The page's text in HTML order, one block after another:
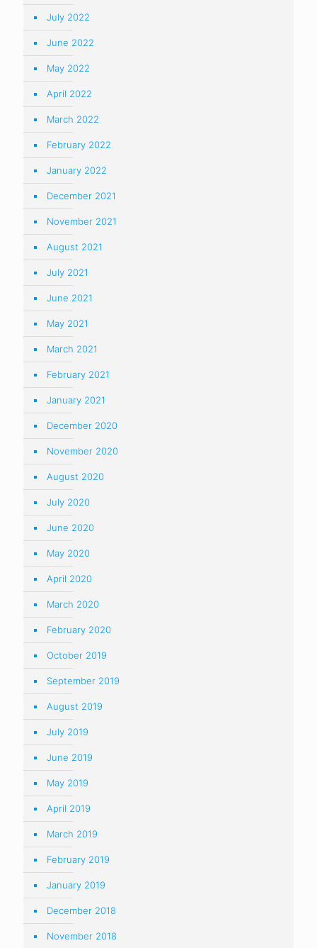
July 2022
June 2022
May 2022
April 2022
March 2022
February 2022
January 2022
December 2021
November 2021
August 2021
July 2021
June 2021
May 2021
March 2021
February 2021
January 2021
December 2020
November 2020
August 2020
July 2020
June 2020
May 2020
April 2020
March 2020
February 2020
October 2019
September 2019
August 2019
July 2019
June 2019
May 2019
April 2019
March 2019
February 2019
January 2019
December 2018
November 2018